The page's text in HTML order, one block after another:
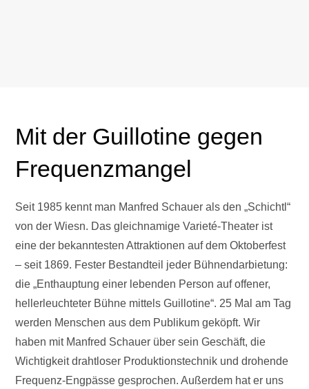
Mit der Guillotine gegen
Frequenzmangel
Seit 1985 kennt man Manfred Schauer als den „Schichtl“
von der Wiesn. Das gleichnamige Varieté-Theater ist
eine der bekanntesten Attraktionen auf dem Oktoberfest
– seit 1869. Fester Bestandteil jeder Bühnendarbietung:
die „Enthauptung einer lebenden Person auf offener,
hellerleuchteter Bühne mittels Guillotine“. 25 Mal am Tag
werden Menschen aus dem Publikum geköpft. Wir
haben mit Manfred Schauer über sein Geschäft, die
Wichtigkeit drahtloser Produktionstechnik und drohende
Frequenz-Engpässe gesprochen. Außerdem hat er uns